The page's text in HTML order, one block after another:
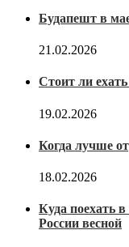
Будапешт в
21.02.2026
Стоит ли
19.02.2026
Когда лучше
18.02.2026
Куда поехать
России весной